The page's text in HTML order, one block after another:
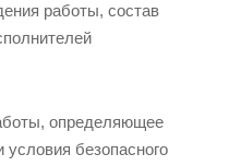
работы, состав
определяющее
безопасного